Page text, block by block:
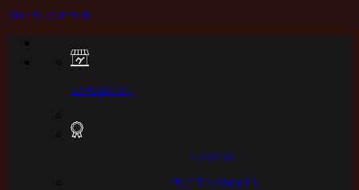
Skip to content
EXPOSICION
MARCAS
PROFESIONALES